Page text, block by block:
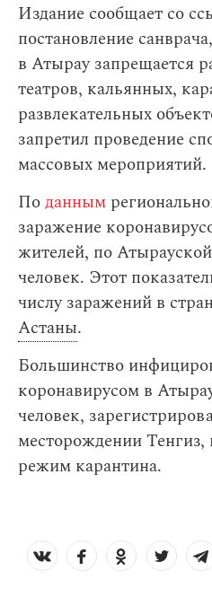
Издание сообщает со
постановление
в Атырау запрещается
театров, кальянных,
развлекательных
запретил проведение
массовых мероприятий.
Поданным
заражение
жителей, по
человек. Этот
числу заражений в
Астаны.
Большинство
коронавирусом в
человек,
месторождении Тенгиз,
режим карантина.